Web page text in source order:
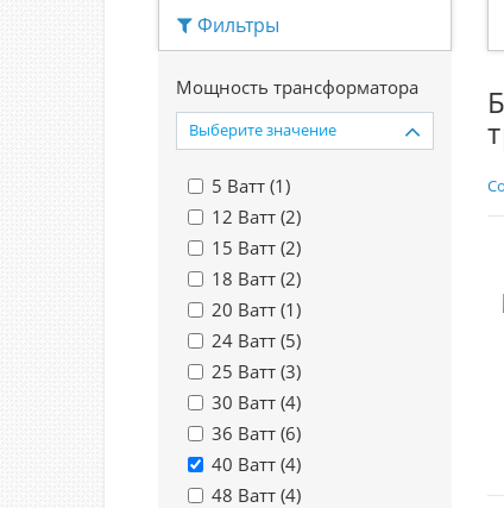
Фильтры
Мощность трансформатора
Выберите значение
5 Ватт (1)
12 Ватт (2)
15 Ватт (2)
18 Ватт (2)
20 Ватт (1)
24 Ватт (5)
25 Ватт (3)
30 Ватт (4)
36 Ватт (6)
40 Ватт (4)
48 Ватт (4)